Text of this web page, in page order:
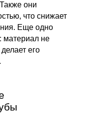
они
что снижает
Еще одно
материал не
его